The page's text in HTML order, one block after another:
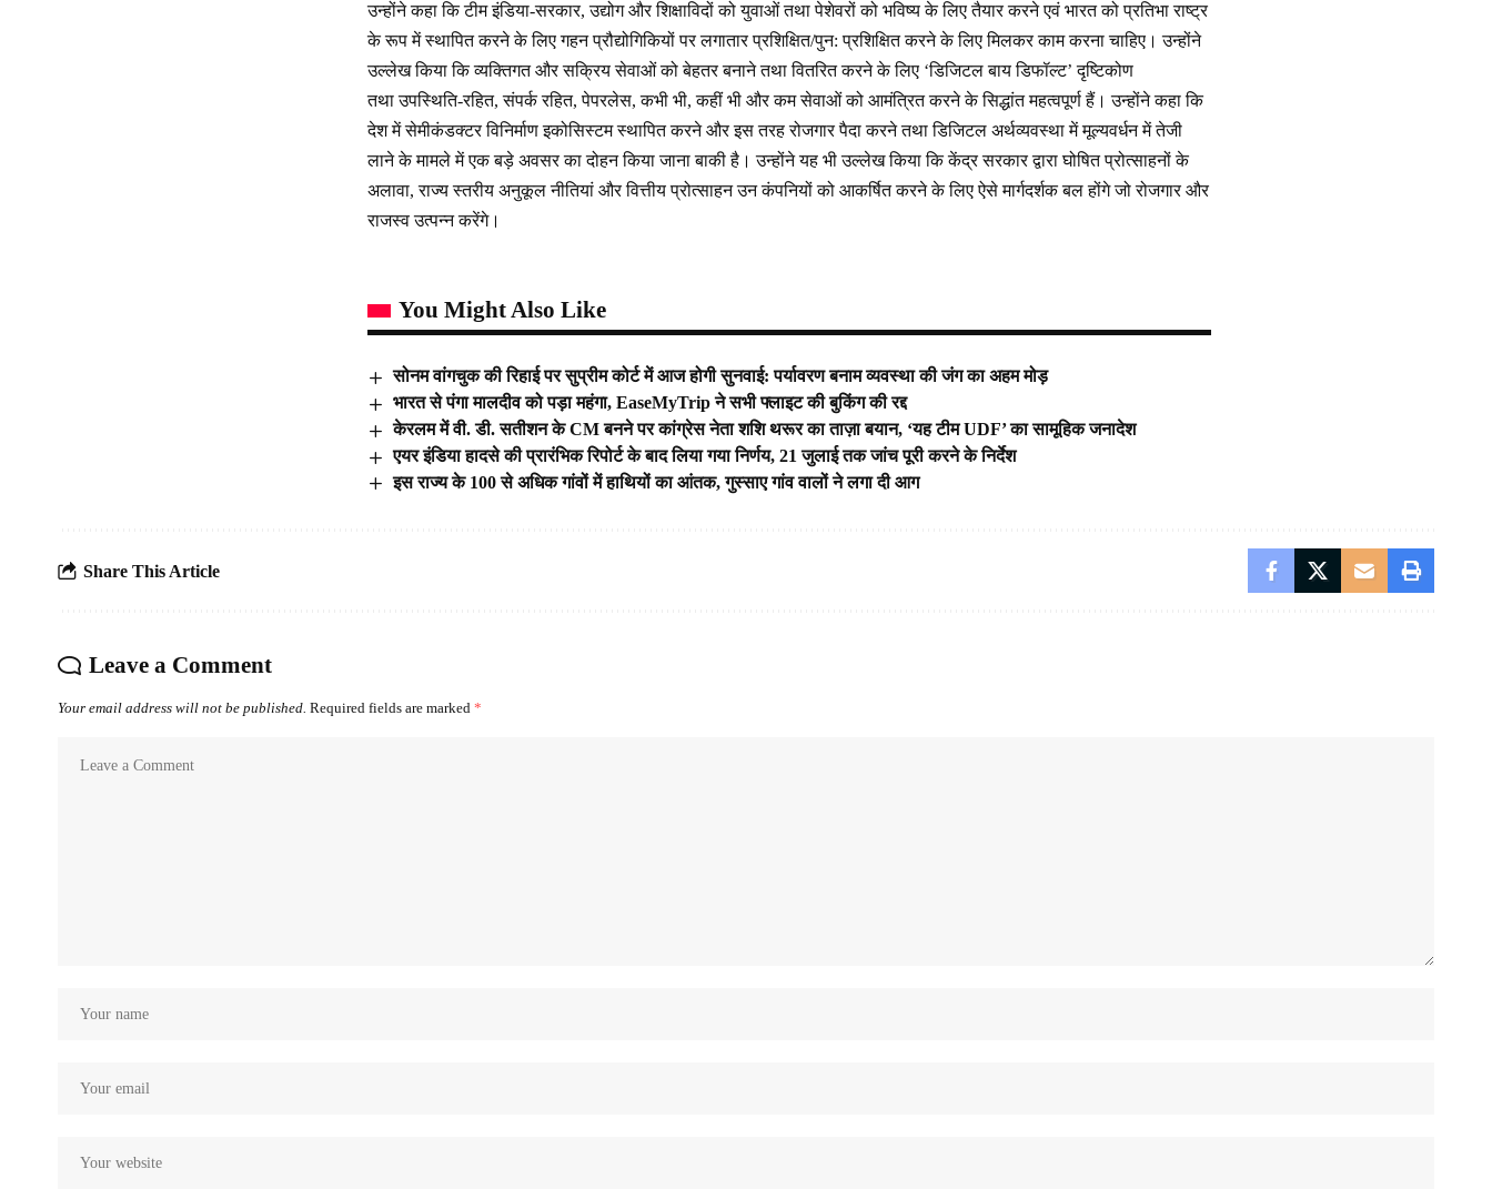
उन्होंने कहा कि टीम इंडिया-सरकार, उद्योग और शिक्षाविदों को युवाओं तथा पेशेवरों को भविष्य के लिए तैयार करने एवं भारत को प्रतिभा राष्ट्र
के रूप में स्थापित करने के लिए गहन प्रौद्योगिकियों पर लगातार प्रशिक्षित/पुन: प्रशिक्षित करने के लिए मिलकर काम करना चाहिए। उन्होंने
उल्लेख किया कि व्यक्तिगत और सक्रिय सेवाओं को बेहतर बनाने तथा वितरित करने के लिए ‘डिजिटल बाय डिफॉल्ट’ दृष्टिकोण
तथा उपस्थिति-रहित, संपर्क रहित, पेपरलेस, कभी भी, कहीं भी और कम सेवाओं को आमंत्रित करने के सिद्धांत महत्वपूर्ण हैं। उन्होंने कहा कि
देश में सेमीकंडक्टर विनिर्माण इकोसिस्टम स्थापित करने और इस तरह रोजगार पैदा करने तथा डिजिटल अर्थव्यवस्था में मूल्यवर्धन में तेजी
लाने के मामले में एक बड़े अवसर का दोहन किया जाना बाकी है। उन्होंने यह भी उल्लेख किया कि केंद्र सरकार द्वारा घोषित प्रोत्साहनों के
अलावा, राज्य स्तरीय अनुकूल नीतियां और वित्तीय प्रोत्साहन उन कंपनियों को आकर्षित करने के लिए ऐसे मार्गदर्शक बल होंगे जो रोजगार और
राजस्व उत्पन्न करेंगे।
You Might Also Like
सोनम वांगचुक की रिहाई पर सुप्रीम कोर्ट में आज होगी सुनवाई: पर्यावरण बनाम व्यवस्था की जंग का अहम मोड़
भारत से पंगा मालदीव को पड़ा महंगा, EaseMyTrip ने सभी फ्लाइट की बुकिंग की रद्द
केरलम में वी. डी. सतीशन के CM बनने पर कांग्रेस नेता शशि थरूर का ताज़ा बयान, ‘यह टीम UDF’ का सामूहिक जनादेश
एयर इंडिया हादसे की प्रारंभिक रिपोर्ट के बाद लिया गया निर्णय, 21 जुलाई तक जांच पूरी करने के निर्देश
इस राज्य के 100 से अधिक गांवों में हाथियों का आंतक, गुस्साए गांव वालों ने लगा दी आग
Share This Article
Leave a Comment
Your email address will not be published. Required fields are marked *